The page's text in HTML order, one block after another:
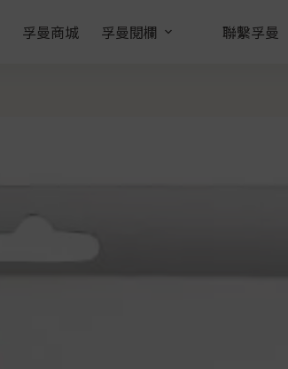
孚曼商城 孚曼閱欄 聯繫孚曼